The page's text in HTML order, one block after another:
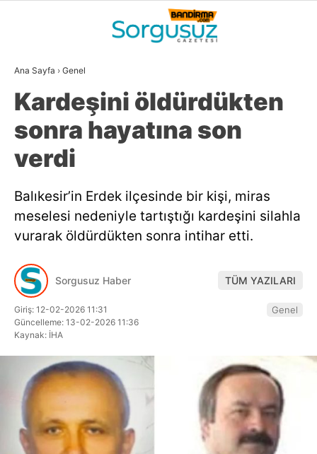
Facebook
29.7
BALIKESIR
GALERİ VİDEO YAZARLAR
EKONOMİ
EĞİTİM
DİĞER
Ana Sayfa › Genel
Kardeşini öldürdükten
sonra hayatına son
verdi
Balıkesir’in Erdek ilçesinde bir kişi, miras
meselesi nedeniyle tartıştığı kardeşini silahla
vurarak öldürdükten sonra intihar etti.
Sorgusuz Haber TÜM YAZILARI
Giriş: 12-02-2026 11:31
Güncelleme: 13-02-2026 11:36
Kaynak: İHA
Genel